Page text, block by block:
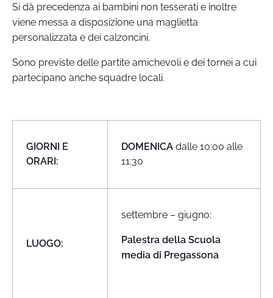
Si dà precedenza ai bambini non tesserati e inoltre
viene messa a disposizione una maglietta
personalizzata e dei calzoncini.
Sono previste delle partite amichevoli e dei tornei a cui
partecipano anche squadre locali.
GIORNI E
ORARI:
DOMENICAdalle 10:00 alle
11:30
LUOGO:
settembre – giugno:
Palestra della Scuola
media di Pregassona